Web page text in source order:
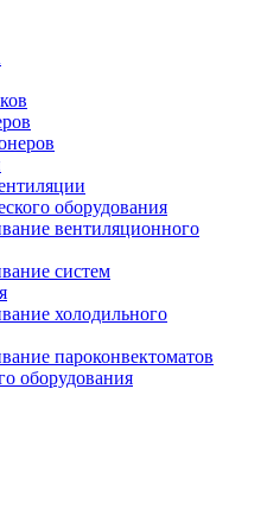
оборудования
вентиляционного
систем
холодильного
пароконвектоматов
оборудования